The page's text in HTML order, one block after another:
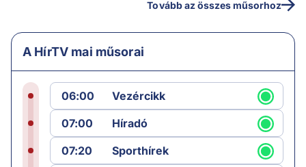
Tovább az összes műsorhoz
A HírTV mai műsorai
06:00
Vezércikk
07:00
Híradó
07:20
Sporthírek